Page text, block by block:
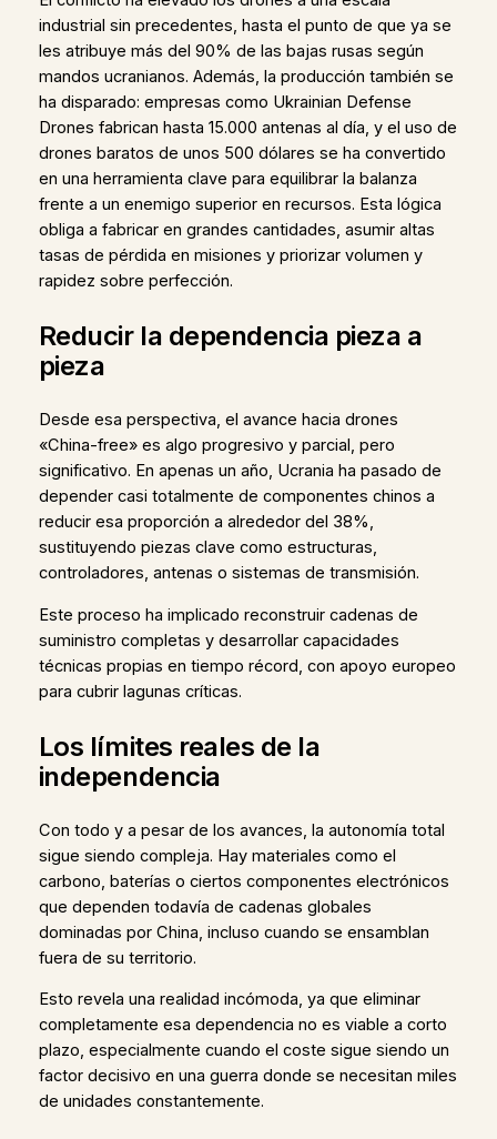
industrial sin precedentes, hasta el punto de que ya se
les atribuye más del 90% de las bajas rusas según
mandos ucranianos. Además, la producción también se
ha disparado: empresas como Ukrainian Defense
Drones fabrican hasta 15.000 antenas al día, y el uso de
drones baratos de unos 500 dólares se ha convertido
en una herramienta clave para equilibrar la balanza
frente a un enemigo superior en recursos. Esta lógica
obliga a fabricar en grandes cantidades, asumir altas
tasas de pérdida en misiones y priorizar volumen y
rapidez sobre perfección.
Reducir la dependencia pieza a
pieza
Desde esa perspectiva, el avance hacia drones
«China-free» es algo progresivo y parcial, pero
significativo. En apenas un año, Ucrania ha pasado de
depender casi totalmente de componentes chinos a
reducir esa proporción a alrededor del 38%,
sustituyendo piezas clave como estructuras,
controladores, antenas o sistemas de transmisión.
Este proceso ha implicado reconstruir cadenas de
suministro completas y desarrollar capacidades
técnicas propias en tiempo récord, con apoyo europeo
para cubrir lagunas críticas.
Los límites reales de la
independencia
Con todo y a pesar de los avances, la autonomía total
sigue siendo compleja. Hay materiales como el
carbono, baterías o ciertos componentes electrónicos
que dependen todavía de cadenas globales
dominadas por China, incluso cuando se ensamblan
fuera de su territorio.
Esto revela una realidad incómoda, ya que eliminar
completamente esa dependencia no es viable a corto
plazo, especialmente cuando el coste sigue siendo un
factor decisivo en una guerra donde se necesitan miles
de unidades constantemente.